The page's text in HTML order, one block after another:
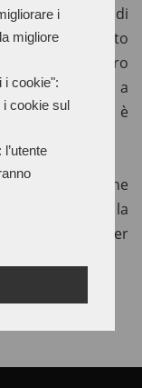
i
migliore
i cookie":
i cookie sul
servizio di
complesso dato
e dalla loro
ma arrivare a
nostri clienti è
raggio che
con la
accanto per